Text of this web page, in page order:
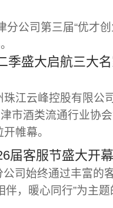
公司第三届“优才
季盛大启航三大
江云峰控股有限公
市酒类流通行业协
帷幕。
届客服节盛大开幕
司始终通过丰富的
伴，暖心同行”为主